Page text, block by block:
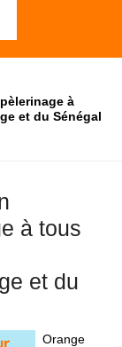
à
et du Sénégal
à tous
et du
Orange